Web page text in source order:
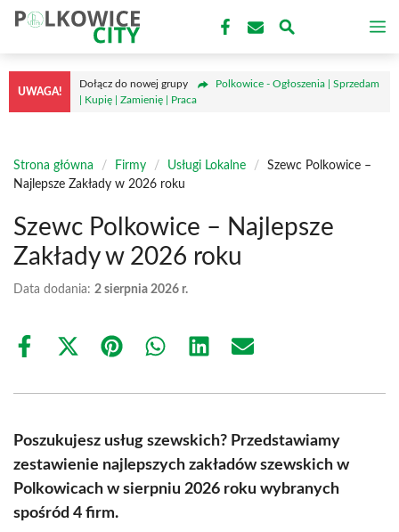
Przejdź
treści
UWAGA!
Dołącz do nowej grupy
Polkowice - Ogłoszenia | Sprzedam
| Kupię | Zamienię | Praca
Strona główna / Firmy / Usługi Lokalne /
Szewc Polkowice –
Najlepsze Zakłady w 2026 roku
Szewc Polkowice – Najlepsze
Zakłady w 2026 roku
Data dodania: 2 sierpnia 2026 r.
Share
Share
(Twitter)
Share Share Share Share
Poszukujesz usług szewskich? Przedstawiamy
zestawienie najlepszych zakładów szewskich w
Polkowicach w sierpniu 2026 roku wybranych
spośród 4 firm.